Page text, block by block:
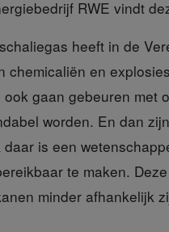
RWE vindt
heeft in de
chemicaliën en
ook gaan gebeuren met
worden. En dan
daar is een
te maken.
minder afhankelijk